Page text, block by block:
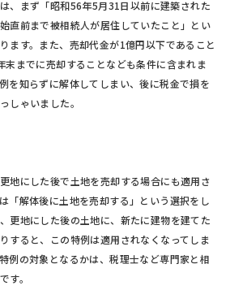
、まず「昭和56年5月31日以前に建築された
直前まで被相続人が居住していたこと」とい
ます。また、売却代金が1億円以下であること
末までに売却することなども条件に含まれま
を知らずに解体してしまい、後に税金で損を
しゃいました。
地にした後で土地を売却する場合にも適用さ
「解体後に土地を売却する」という選択をし
更地にした後の土地に、新たに建物を建てた
すると、この特例は適用されなくなってしま
例の対象となるかは、税理士など専門家と相
す。